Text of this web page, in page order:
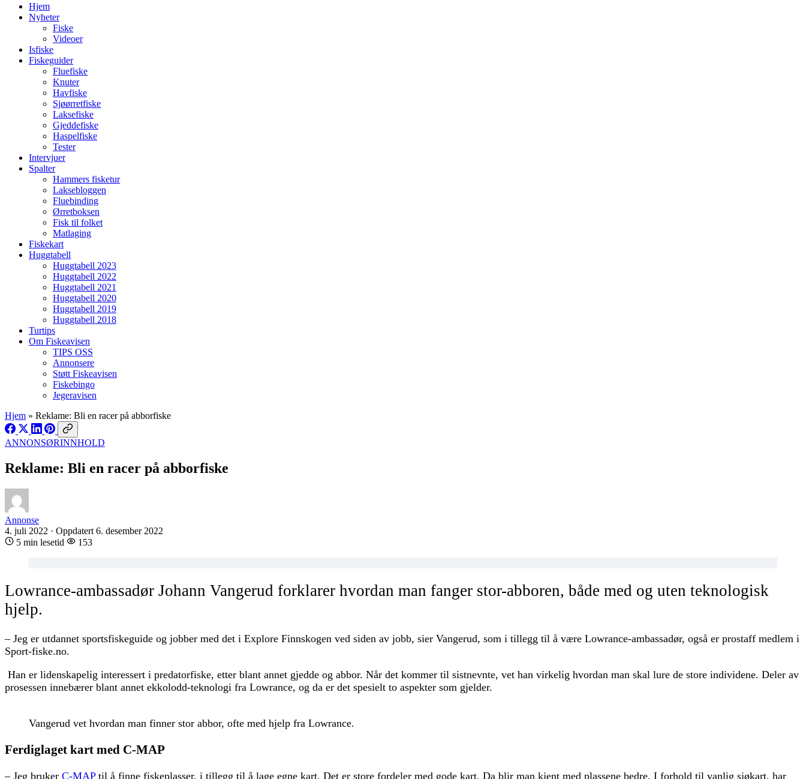
Hjem
Nyheter
Fiske
Videoer
Isfiske
Fiskeguider
Fluefiske
Knuter
Havfiske
Sjøørretfiske
Laksefiske
Gjeddefiske
Haspelfiske
Tester
Intervjuer
Spalter
Hammers fisketur
Laksebloggen
Fluebinding
Ørretboksen
Fisk til folket
Matlaging
Fiskekart
Huggtabell
Huggtabell 2023
Huggtabell 2022
Huggtabell 2021
Huggtabell 2020
Huggtabell 2019
Huggtabell 2018
Turtips
Om Fiskeavisen
TIPS OSS
Annonsere
Støtt Fiskeavisen
Fiskebingo
Jegeravisen
Hjem » Reklame: Bli en racer på abborfiske
ANNONSØRINNHOLD
Reklame: Bli en racer på abborfiske
Annonse
4. juli 2022 · Oppdatert 6. desember 2022
5 min lesetid
153
Lowrance-ambassadør Johann Vangerud forklarer hvordan man fanger stor-abboren, både med og uten teknologisk
hjelp.
– Jeg er utdannet sportsfiskeguide og jobber med det i Explore Finnskogen ved siden av jobb, sier Vangerud, som i tillegg til å være Lowrance-ambassadør, også er prostaff medlem i
Sport-fiske.no.
Han er lidenskapelig interessert i predatorfiske, etter blant annet gjedde og abbor. Når det kommer til sistnevnte, vet han virkelig hvordan man skal lure de store individene. Deler av
prosessen innebærer blant annet ekkolodd-teknologi fra Lowrance, og da er det spesielt to aspekter som gjelder.
Vangerud vet hvordan man finner stor abbor, ofte med hjelp fra Lowrance.
Ferdiglaget kart med C-MAP
– Jeg bruker C-MAPtil å finne fiskeplasser, i tillegg til å lage egne kart. Det er store fordeler med gode kart. Da blir man kjent med plassene bedre. I forhold til vanlig sjøkart, har